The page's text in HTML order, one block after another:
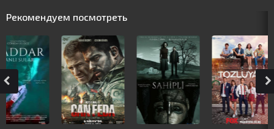
Рекомендуем посмотреть